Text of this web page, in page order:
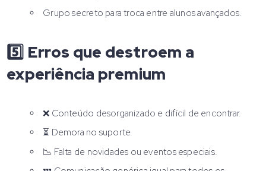
Grupo secreto para troca entre alunos avançados.
5️⃣ Erros que destroem a
experiência premium
❌ Conteúdo desorganizado e difícil de encontrar.
⏳ Demora no suporte.
📉 Falta de novidades ou eventos especiais.